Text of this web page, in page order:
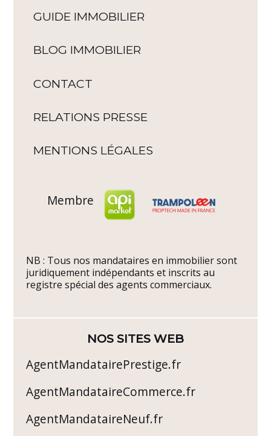
GUIDE IMMOBILIER
BLOG IMMOBILIER
CONTACT
RELATIONS PRESSE
MENTIONS LÉGALES
Membre
NB : Tous nos mandataires en immobilier sont
juridiquement indépendants et inscrits au
registre spécial des agents commerciaux.
NOS SITES WEB
AgentMandatairePrestige.fr
AgentMandataireCommerce.fr
AgentMandataireNeuf.fr